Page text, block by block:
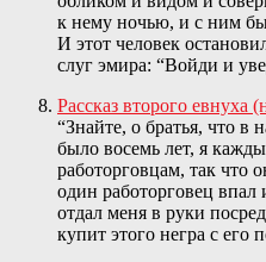
к нему ночью, и с ним
И этот человек
слуг эмира: “Войди и
Рассказ второго евнуха
“Знайте, о братья, что в
было восемь лет, я
работорговцам, так что
один работорговец впал
отдал меня в руки
купит этого негра с его